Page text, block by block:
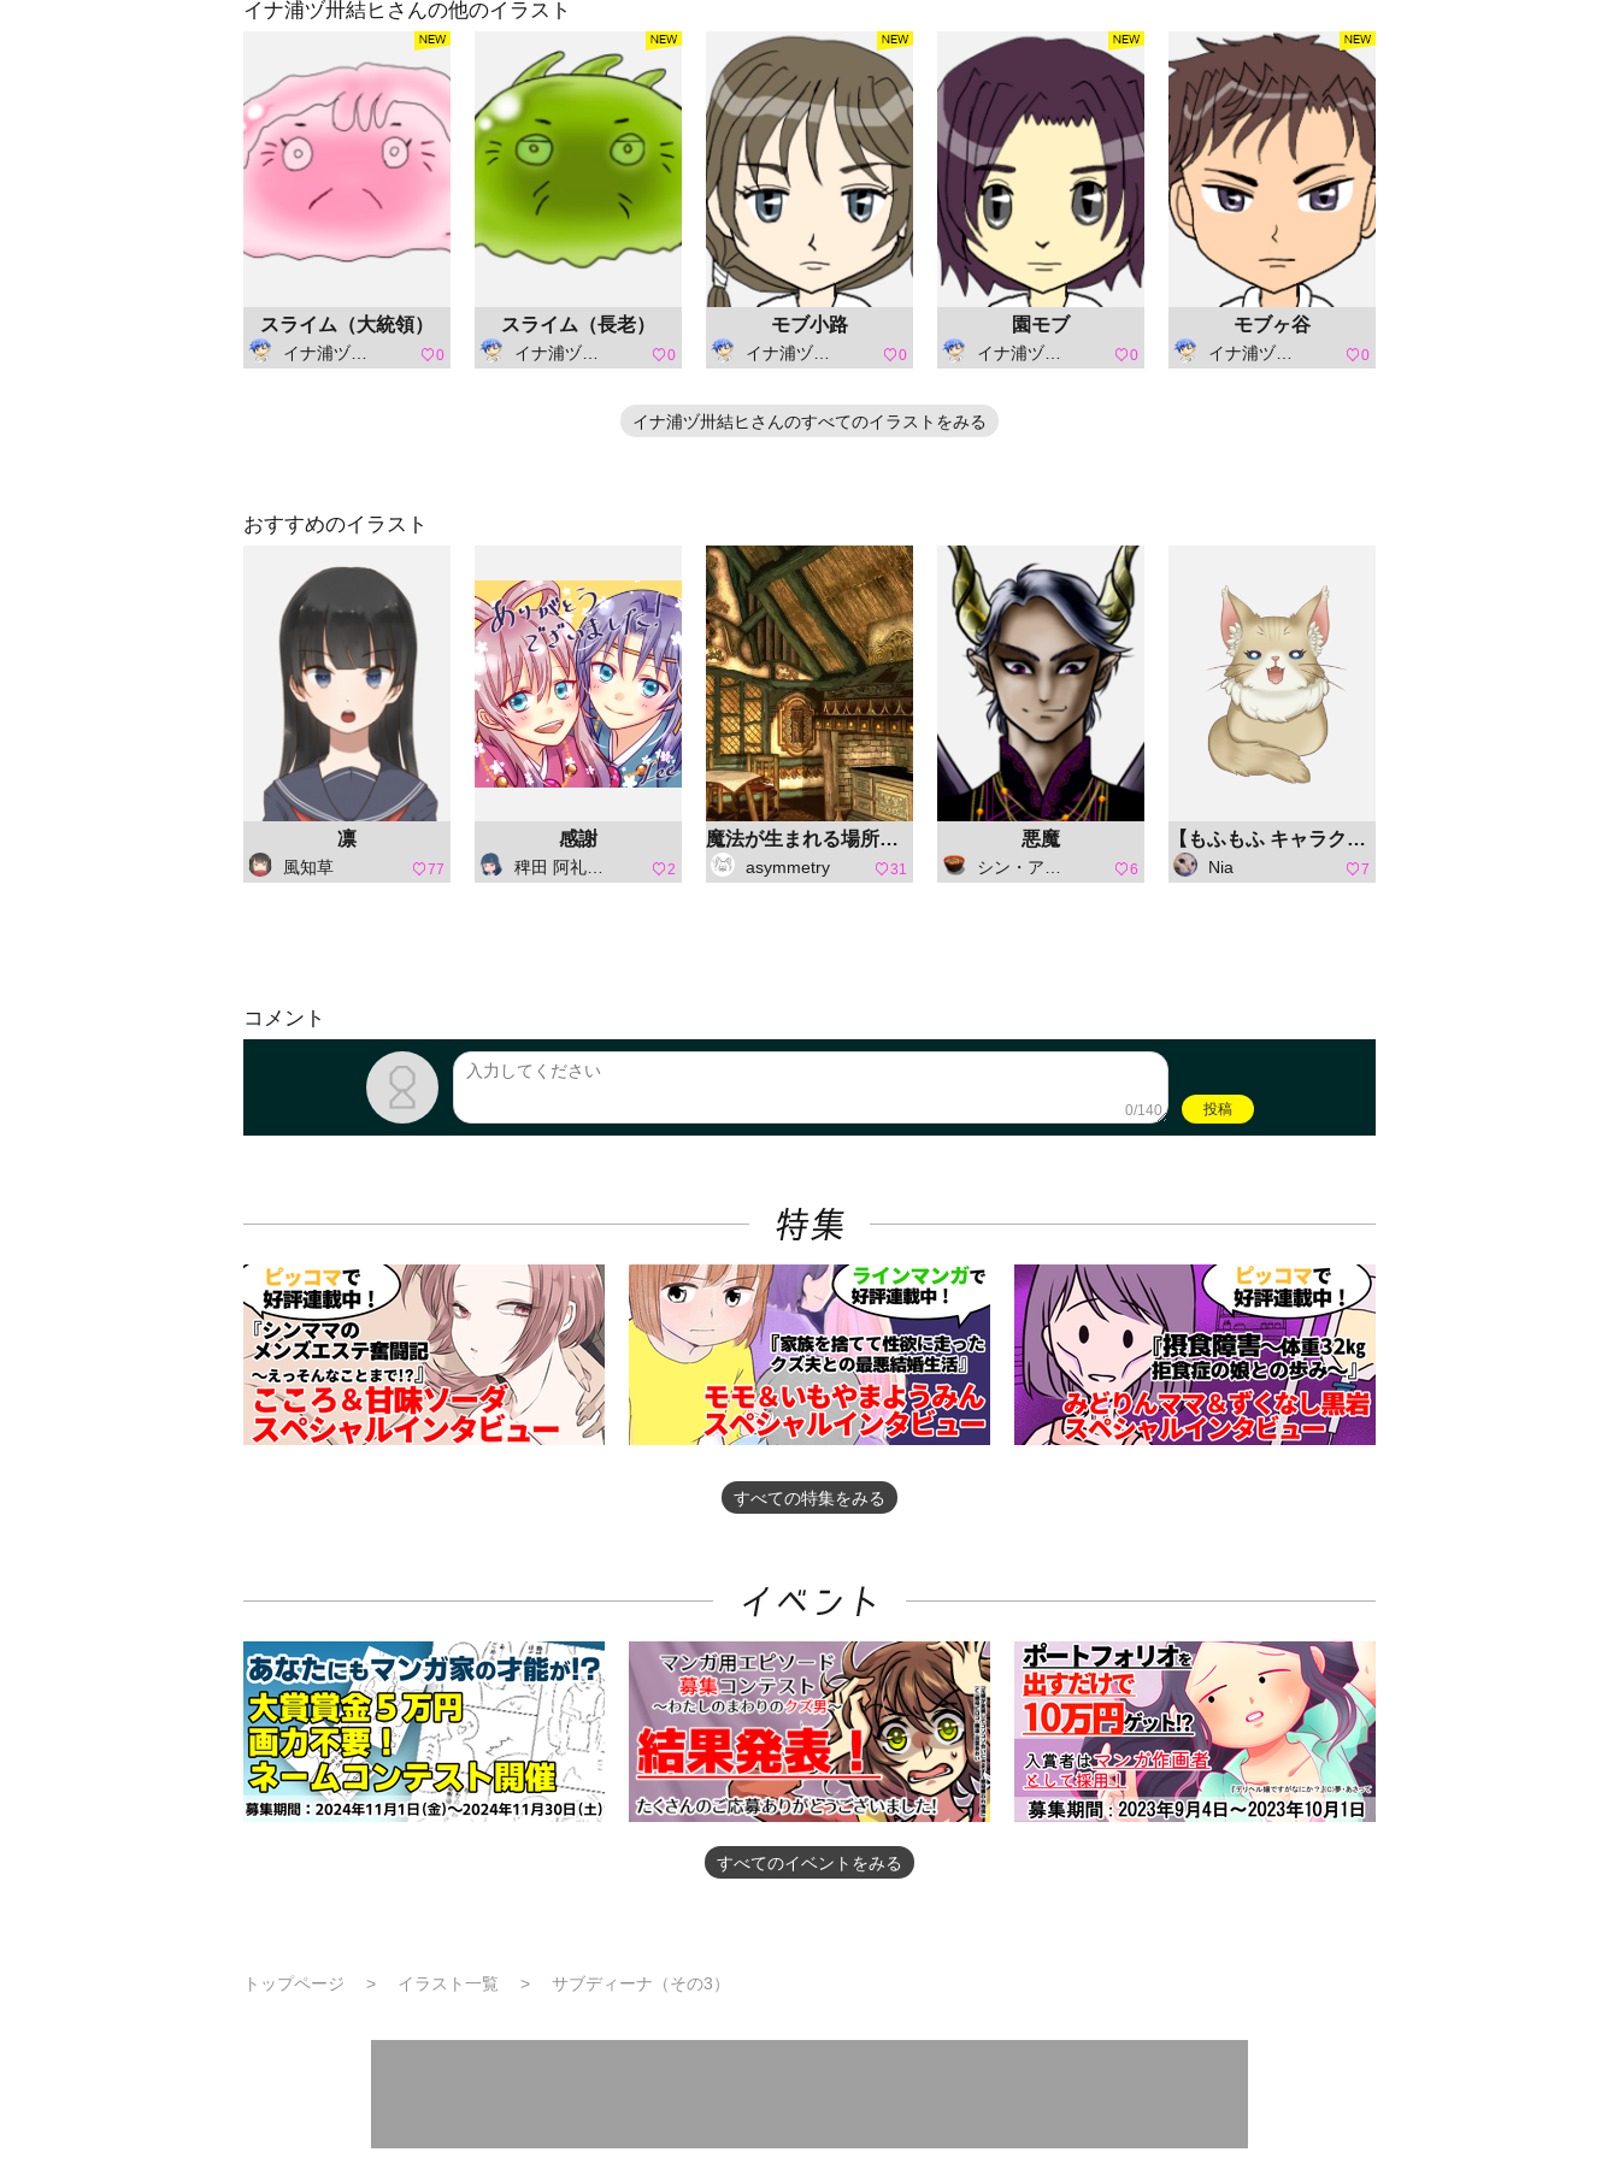
イナ浦ヅ卅結ヒさんの他のイラスト
スライム（大統領）
イナ浦ヅ卅結ヒ 0
スライム（長老）
イナ浦ヅ卅結ヒ 0
モブ小路
イナ浦ヅ卅結ヒ 0
園モブ
イナ浦ヅ卅結ヒ 0
モブヶ谷
イナ浦ヅ卅結ヒ 0
イナ浦ヅ卅結ヒさんのすべてのイラストをみる
おすすめのイラスト
凛
風知草 77
感謝
稗田 阿礼（ひえだ あれ） 2
魔法が生まれる場所（明）
asymmetry 31
悪魔
シン・アスカセラ 6
【もふもふ キャラクターコンテスト】チビ猫 にゃんもふ
Nia 7
コメント
0/140
すべての特集をみる
すべてのイベントをみる
トップページ イラスト一覧 サブディーナ（その3）